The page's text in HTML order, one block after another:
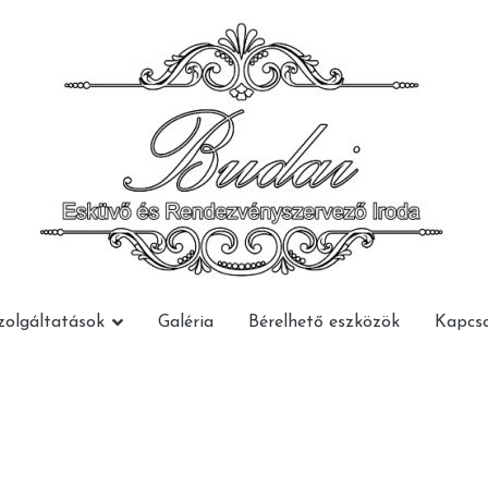
Galéria Bérelhető eszközök